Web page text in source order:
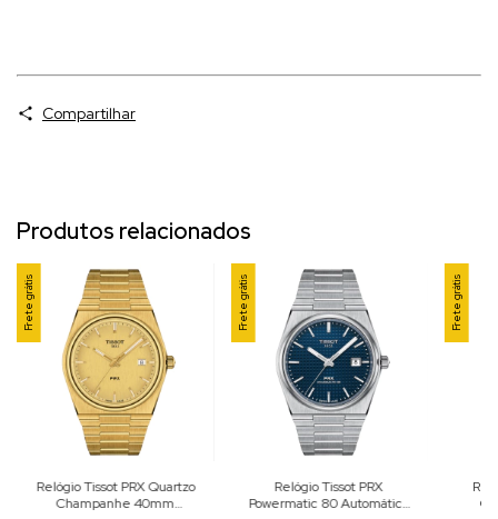
Compartilhar
Produtos relacionados
Frete grátis
Relógio Tissot PRX Quartzo
Champanhe 40mm
Frete grátis
Relógio Tissot PRX
Powermatic 80 Automático
Frete grátis